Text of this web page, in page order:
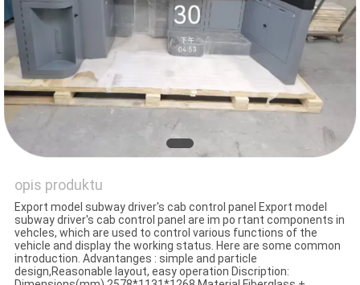
SITEMAP
PRIVACY
POLICY
opis produktu
Export model subway driver's cab control panel Export model
subway driver's cab control panel are im po rtant components in
vehcles, which are used to control various functions of the
vehicle and display the working status. Here are some common
introduction. Advantanges : simple and particle
design,Reasonable layout, easy operation Discription: